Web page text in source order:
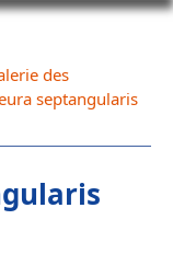
des
septangularis